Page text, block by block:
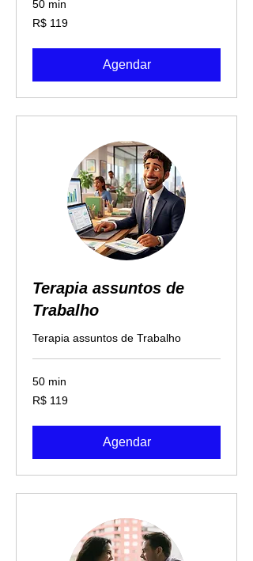
50 min
119
Reais
R$ 119
Agendar
Terapia assuntos de
Trabalho
Terapia assuntos de Trabalho
50 min
119
Reais
R$ 119
Agendar